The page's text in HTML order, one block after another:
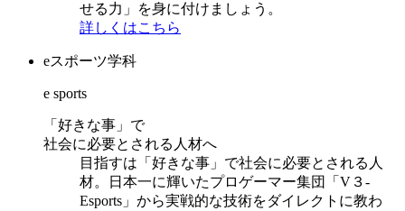
せる力」を身に付けましょう。
詳しくはこちら
eスポーツ学科
e sports
「好きな事」で
社会に必要とされる人材へ
目指すは「好きな事」で社会に必要とされる人
材。日本一に輝いたプロゲーマー集団「V３-
Esports」から実戦的な技術をダイレクトに教わ